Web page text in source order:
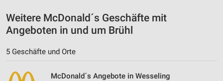
Weitere McDonald´s Geschäfte mit
Angeboten in und um Brühl
5 Geschäfte und Orte
McDonald´s Angebote in Wesseling